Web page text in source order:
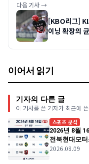
다음 기사 →
[KBO리그]
이닝 확장의
이어서 읽기
기자의 다른 글
이 기사를 쓴 기자가 최근에
스포츠 분석
2026년 8월
전북현대모
2026.08.09